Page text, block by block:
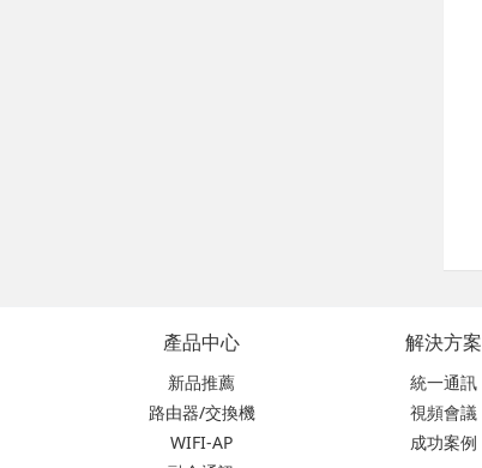
產品中心
新品推薦
路由器/交換機
WIFI-AP
解決方案
統一通訊
視頻會議
成功案例